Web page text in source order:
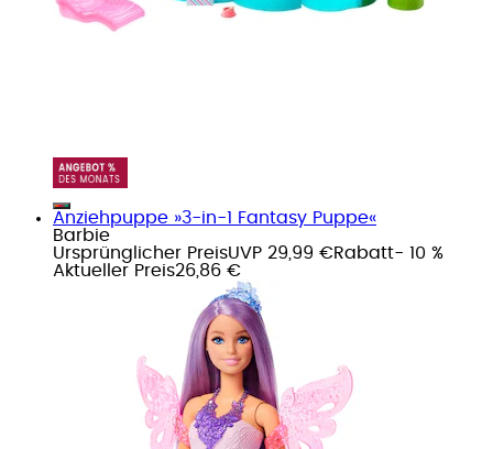
Anziehpuppe »3-in-1 Fantasy Puppe«
Barbie
Ursprünglicher PreisUVP 29,99 €Rabatt- 10 %
Aktueller Preis26,86 €